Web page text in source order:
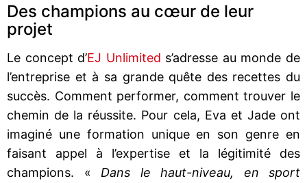
Des champions au cœur de leur
projet
Le concept d’EJ Unlimited s’adresse au monde de
l’entreprise et à sa grande quête des recettes du
succès. Comment performer, comment trouver le
chemin de la réussite. Pour cela, Eva et Jade ont
imaginé une formation unique en son genre en
faisant appel à l’expertise et la légitimité des
champions. « Dans le haut-niveau, en sport